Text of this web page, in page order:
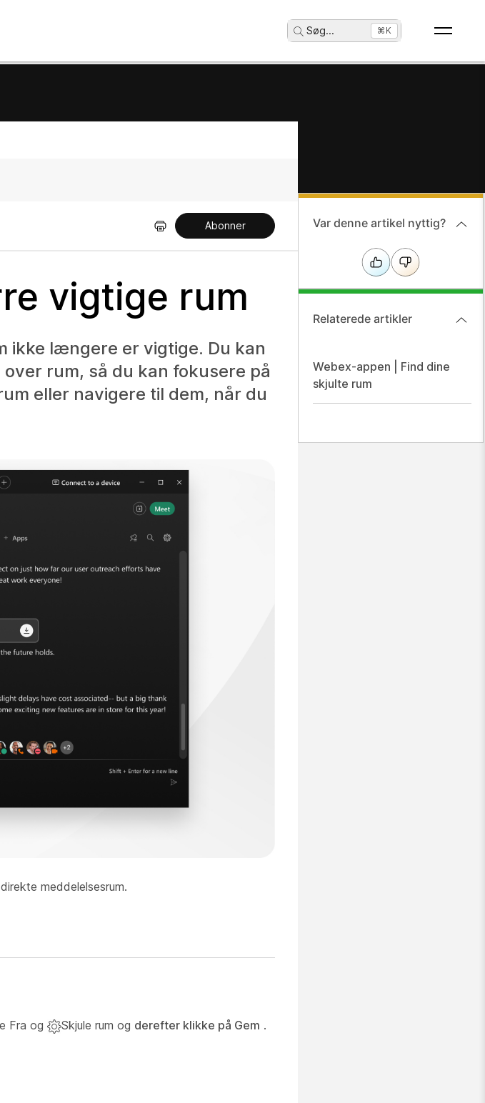
Søg... ⌘K
Abonner
vigtige rum
ikke længere er vigtige. Du kan
rum, så du kan fokusere på
eller navigere til dem, når du
meddelelsesrum.
Fra og
Skjule rum og derefter klikke på Gem .
Var denne artikel nyttig?
Relaterede artikler
Webex-appen | Find dine
skjulte rum